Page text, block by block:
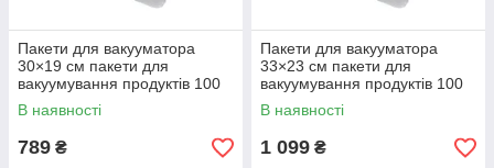
Пакети для вакууматора
30×19 см пакети для
вакуумування продуктів 100
шт HP-11-8
В наявності
789 ₴
Пакети для вакууматора
33×23 см пакети для
вакуумування продуктів 100
шт HP-11-9
В наявності
1 099 ₴